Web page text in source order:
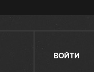
ВОЙТИ